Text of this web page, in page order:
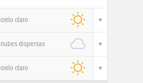
cielo claro
nubes dispersas
cielo claro